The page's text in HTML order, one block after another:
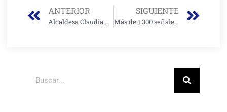
Prev
ANTERIOR
Alcaldesa Claudia López definirá futuro del POT con su equipo de Gobierno
SIGUIENTE
Más de 1.300 señales han sido hurtadas de los paraderos del SITP
Buscar